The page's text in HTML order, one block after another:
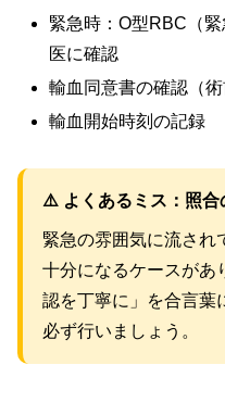
緊急時：O型RBC（
医に確認
輸血同意書の確認（
輸血開始時刻の記録
⚠️ よくあるミス：照合
緊急の雰囲気に流され
十分になるケースがあ
認を丁寧に」を合言葉
必ず行いましょう。